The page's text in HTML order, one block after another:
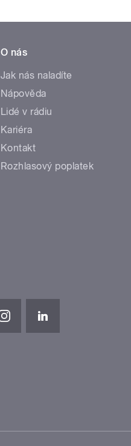
O nás
Jak nás naladíte
Nápověda
Lidé v rádiu
Kariéra
Kontakt
Rozhlasový poplatek